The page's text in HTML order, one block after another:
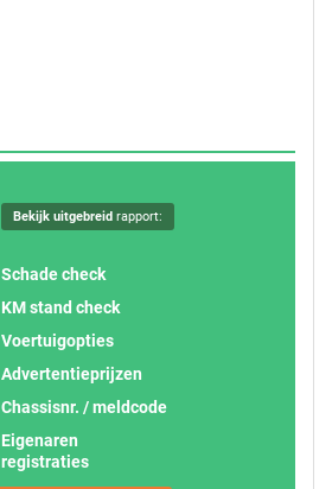
Bekijk uitgebreidrapport:
Schade check
KM stand check
Voertuigopties
Advertentieprijzen
Chassisnr. / meldcode
Eigenaren
registraties